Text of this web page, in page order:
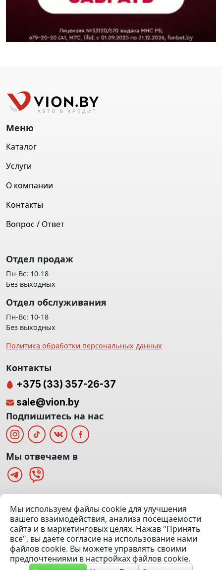
(Офис: 5 этаж | Осмотр авто: 5 этаж)
Посмотреть на карте
© 2020 — 2026 VION.BY — Продажа, выкуп и обмен | УНП
192961100 |Эвакуатор Минск
Меню
Каталог
Услуги
О компании
Контакты
Вопрос / Ответ
Отдел продаж
Пн-Вс: 10-18
Без выходных
Отдел обслуживания
Пн-Вс: 10-18
Без выходных
Политика обработки персональных данных
Мы используем файлы cookie для улучшения
вашего взаимодействия, анализа посещаемости
сайта и в маркетинговых целях. Нажав "Принять
все", вы даете согласие на использование нами
файлов cookie. Вы можете управлять своими
предпочтениями в настройках файлов cookie.
Контакты
+375 (33) 357-26-37
sale@vion.by
Подпишитесь на нас
Мы отвечаем в